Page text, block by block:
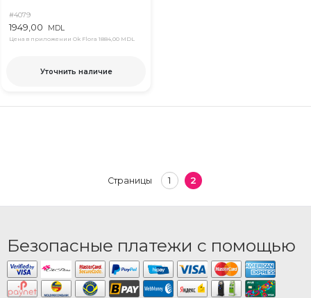
#4079
1949,00 MDL
Цена в приложении Ok Flora 1884,00 MDL
Уточнить наличие
Страницы 1 2
Безопасные платежи с помощью